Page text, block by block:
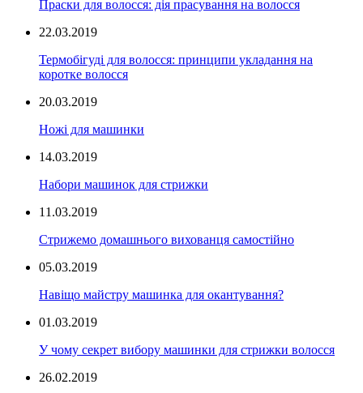
Праски для волосся: дія прасування на волосся
22.03.2019
Термобігуді для волосся: принципи укладання на
коротке волосся
20.03.2019
Ножі для машинки
14.03.2019
Набори машинок для стрижки
11.03.2019
Стрижемо домашнього вихованця самостійно
05.03.2019
Навіщо майстру машинка для окантування?
01.03.2019
У чому секрет вибору машинки для стрижки волосся
26.02.2019